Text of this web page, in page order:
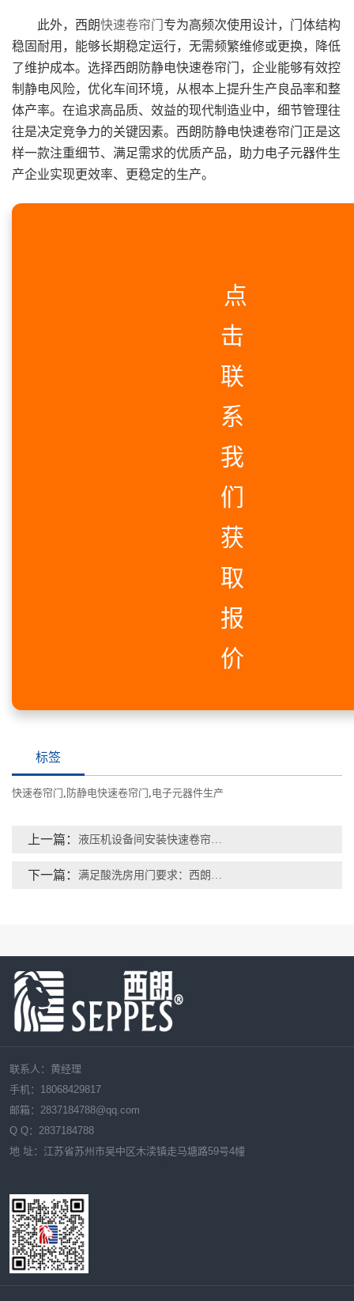
此外，西朗快速卷帘门 专为高频次使用设计，门体结构
稳固耐用，能够长期稳定运行，无需频繁维修或更换，降低
了维护成本。选择西朗防静电快速卷帘门，企业能够有效控
制静电风险，优化车间环境，从根本上提升生产良品率和整
体产率。在追求高品质、效益的现代制造业中，细节管理往
往是决定竞争力的关键因素。西朗防静电快速卷帘门正是这
样一款注重细节、满足需求的优质产品，助力电子元器件生
产企业实现更效率、更稳定的生产。
点
击
联
系
我
们
获
取
报
价
标签
快速卷帘门 防静电快速卷帘门 电子元器件生产
上一篇：
下一篇：
联系人：黄经理
手机：18068429817
邮箱： 2837184788@qq.com
Q Q： 2837184788
地 址：江苏省苏州市吴中区木渎镇走马塘路59号4幢